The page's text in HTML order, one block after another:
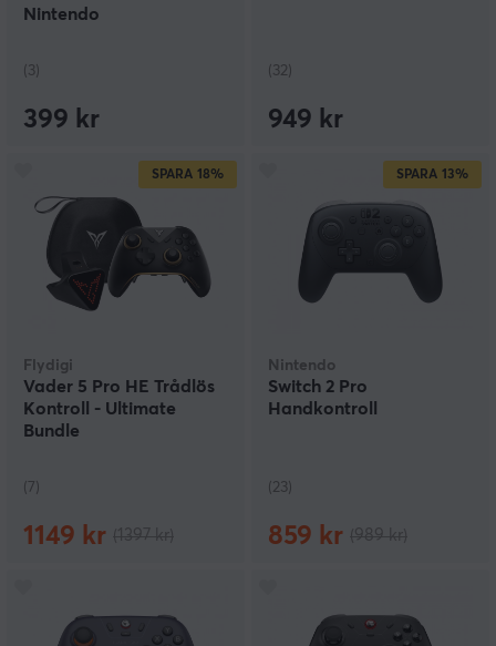
Nintendo
(3)
399 kr
(32)
949 kr
SPARA 18%
Flydigi
Vader 5 Pro HE Trådlös
Kontroll - Ultimate
Bundle
(7)
1149 kr
SPARA 13%
Nintendo
Switch 2 Pro
Handkontroll
(23)
859 kr